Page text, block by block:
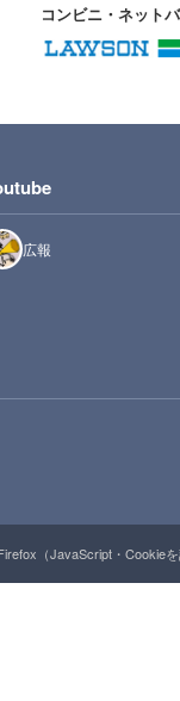
コンビニ・ネット
広報
（JavaScript・Cookie